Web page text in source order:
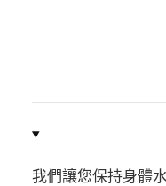
我們讓您保持身體